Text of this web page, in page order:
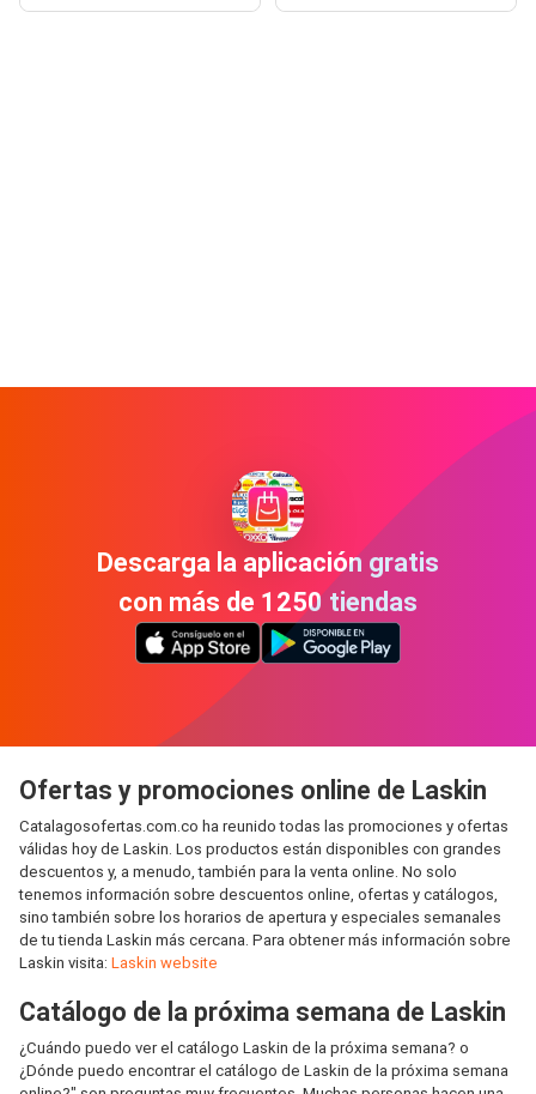
Descarga la aplicación gratis
con más de 1250 tiendas
Ofertas y promociones online de Laskin
Catalagosofertas.com.co ha reunido todas las promociones y ofertas
válidas hoy de Laskin. Los productos están disponibles con grandes
descuentos y, a menudo, también para la venta online. No solo
tenemos información sobre descuentos online, ofertas y catálogos,
sino también sobre los horarios de apertura y especiales semanales
de tu tienda Laskin más cercana. Para obtener más información sobre
Laskin visita: Laskin website
Catálogo de la próxima semana de Laskin
¿Cuándo puedo ver el catálogo Laskin de la próxima semana? o
¿Dónde puedo encontrar el catálogo de Laskin de la próxima semana